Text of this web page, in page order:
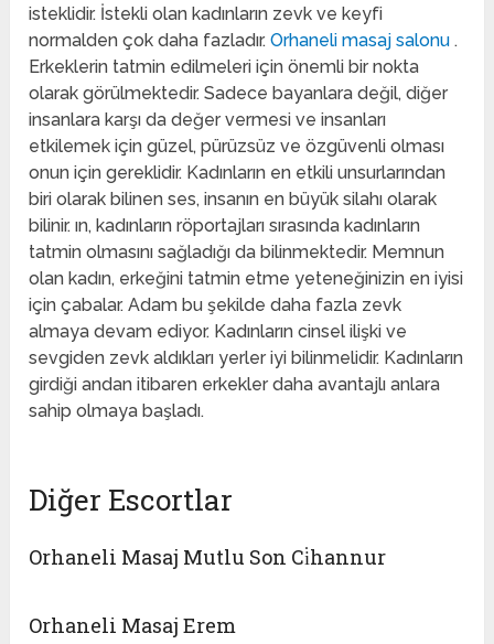
isteklidir. İstekli olan kadınların zevk ve keyfi
normalden çok daha fazladır.Orhaneli masaj salonu.
Erkeklerin tatmin edilmeleri için önemli bir nokta
olarak görülmektedir. Sadece bayanlara değil, diğer
insanlara karşı da değer vermesi ve insanları
etkilemek için güzel, pürüzsüz ve özgüvenli olması
onun için gereklidir. Kadınların en etkili unsurlarından
biri olarak bilinen ses, insanın en büyük silahı olarak
bilinir. ın, kadınların röportajları sırasında kadınların
tatmin olmasını sağladığı da bilinmektedir. Memnun
olan kadın, erkeğini tatmin etme yeteneğinizin en iyisi
için çabalar. Adam bu şekilde daha fazla zevk
almaya devam ediyor. Kadınların cinsel ilişki ve
sevgiden zevk aldıkları yerler iyi bilinmelidir. Kadınların
girdiği andan itibaren erkekler daha avantajlı anlara
sahip olmaya başladı.
Diğer Escortlar
Orhaneli Masaj Mutlu Son Ci̇hannur
Orhaneli Masaj Erem